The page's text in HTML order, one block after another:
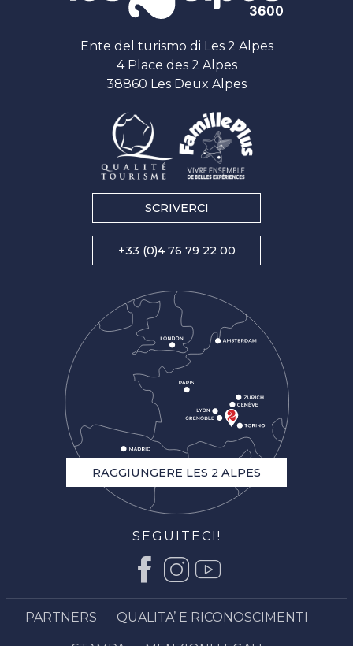
Descrizione
Ente del turismo di Les 2 Alpes
4 Place des 2 Alpes
38860 Les Deux Alpes
SCRIVERCI
+33 (0)4 76 79 22 00
RAGGIUNGERE LES 2 ALPES
SEGUITECI!
PARTNERS QUALITA’ E RICONOSCIMENTI